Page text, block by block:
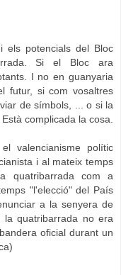
potencials del Bloc
Si el Bloc ara
I no en guanyaria
futur, si com vosaltres
de símbols, ... o si la
complicada la cosa.
valencianisme polític
i al mateix temps
quatribarrada com a
"l'elecció" del País
a la senyera de
quatribarrada no era
oficial durant un